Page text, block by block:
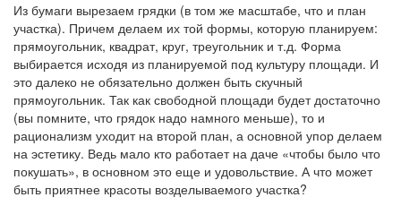
Из бумаги вырезаем грядки (в том же масштабе, что и план
участка). Причем делаем их той формы, которую планируем:
прямоугольник, квадрат, круг, треугольник и т.д. Форма
выбирается исходя из планируемой под культуру площади. И
это далеко не обязательно должен быть скучный
прямоугольник. Так как свободной площади будет достаточно
(вы помните, что грядок надо намного меньше), то и
рационализм уходит на второй план, а основной упор делаем
на эстетику. Ведь мало кто работает на даче «чтобы было что
покушать», в основном это еще и удовольствие. А что может
быть приятнее красоты возделываемого участка?